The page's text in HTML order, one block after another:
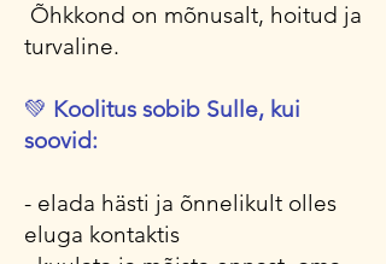
Õhkkond on mõnusalt, hoitud ja
turvaline.
💚 Koolitus sobib Sulle, kui
soovid:
- elada hästi ja õnnelikult olles
eluga kontaktis